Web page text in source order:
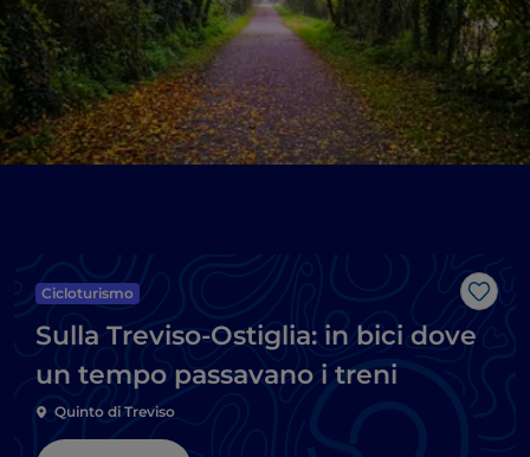
Like
Cicloturismo
Sulla Treviso-Ostiglia: in bici dove
un tempo passavano i treni
Quinto di Treviso